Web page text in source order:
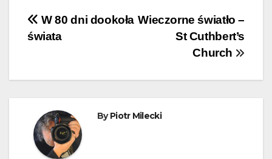
Nawigacja
Wieczorne światło –
St Cuthbert’s
Church
W 80 dni dookoła
świata
ByPiotr Milecki